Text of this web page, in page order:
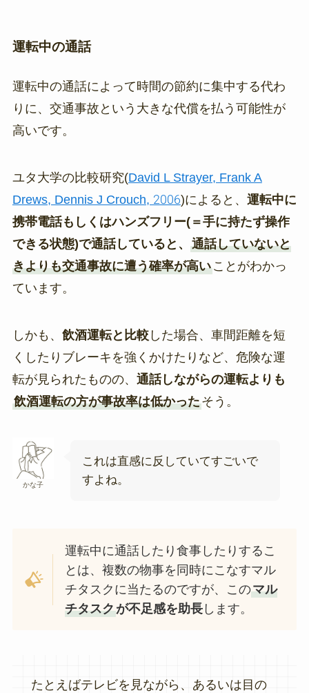
運転中の通話
運転中の通話によって時間の節約に集中する代わ
りに、交通事故という大きな代償を払う可能性が
高いです。
ユタ大学の比較研究(David L Strayer, Frank A
Drews, Dennis J Crouch, 2006)によると、 運転中に
携帯電話もしくはハンズフリー(＝手に持たず操作
できる状態)で通話していると、 通話していないと
きよりも交通事故に遭う確率が高いことがわかっ
ています。
しかも、 飲酒運転と比較した場合、車間距離を短
くしたりブレーキを強くかけたりなど、危険な運
転が見られたものの、 通話しながらの運転よりも
飲酒運転の方が事故率は低かったそう。
かな子
これは直感に反していてすごいで
すよね。
運転中に通話したり食事したりするこ
とは、複数の物事を同時にこなすマル
チタスクに当たるのですが、このマル
チタスクが不足感を助長 します。
たとえばテレビを見ながら、あるいは目の